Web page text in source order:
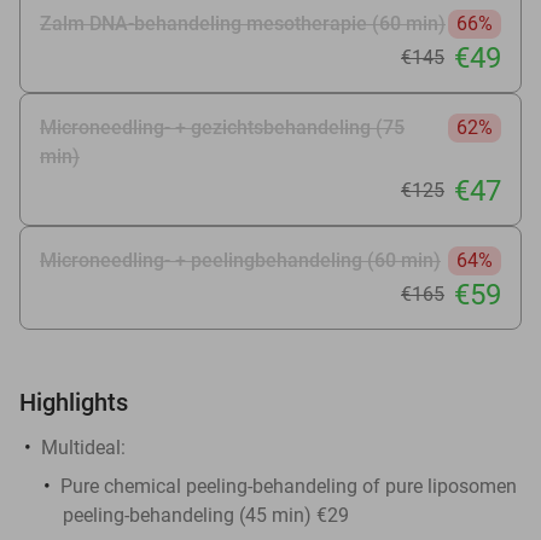
Zalm DNA-behandeling mesotherapie (60 min) 66%
€145 €49
Microneedling- + gezichtsbehandeling (75
min)
62%
€125 €47
Microneedling- + peelingbehandeling (60 min)
64%
€165 €59
Highlights
Multideal:
Pure chemical peeling-behandeling of pure liposomen
peeling-behandeling (45 min) €29